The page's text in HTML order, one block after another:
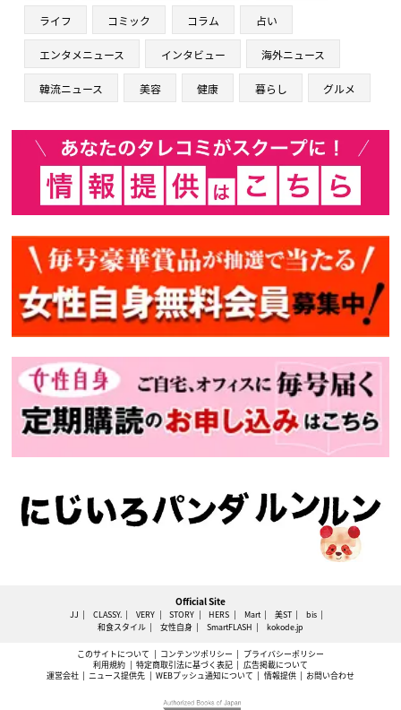
ライフ コミック コラム 占い
エンタメニュース インタビュー 海外ニュース
韓流ニュース 美容 健康 暮らし グルメ
Official Site
JJ CLASSY. VERY STORY HERS Mart 美ST
bis
和食スタイル
女性自身 SmartFLASH kokode.jp
このサイトについて コンテンツポリシー
プライバシーポリシー
利用規約
特定商取引法に基づく表記
広告掲載について
運営会社
ニュース提供先 WEBプッシュ通知について 情報提供 お問い合わせ